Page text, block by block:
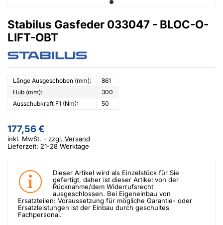
Stabilus Gasfeder 033047 - BLOC-O-
LIFT-OBT
Länge Ausgeschoben (mm):
861
Hub (mm):
300
Ausschubkraft F1 (Nm):
50
177,56 €
inkl. MwSt.
zzgl. Versand
Lieferzeit: 21-28 Werktage
Dieser Artikel wird als Einzelstück für Sie
gefertigt, daher ist dieser Artikel von der
Rücknahme/dem Widerrufsrecht
ausgeschlossen. Bei Eigeneinbau von
Ersatzteilen: Voraussetzung für mögliche Garantie- oder
Ersatzleistungen ist der Einbau durch geschultes
Fachpersonal.